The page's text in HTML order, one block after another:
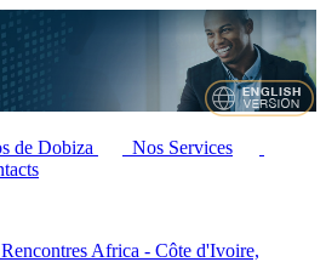
de Dobiza
Nos Services
Africa - Côte d'Ivoire,